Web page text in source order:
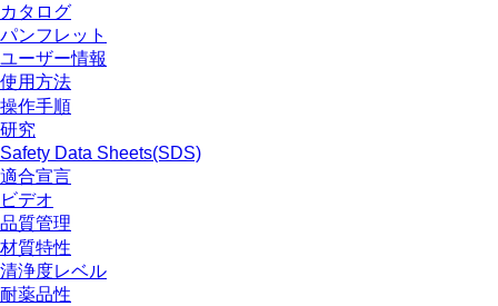
カタログ
パンフレット
ユーザー情報
使用方法
操作手順
研究
Safety Data Sheets(SDS)
適合宣言
ビデオ
品質管理
材質特性
清浄度レベル
耐薬品性